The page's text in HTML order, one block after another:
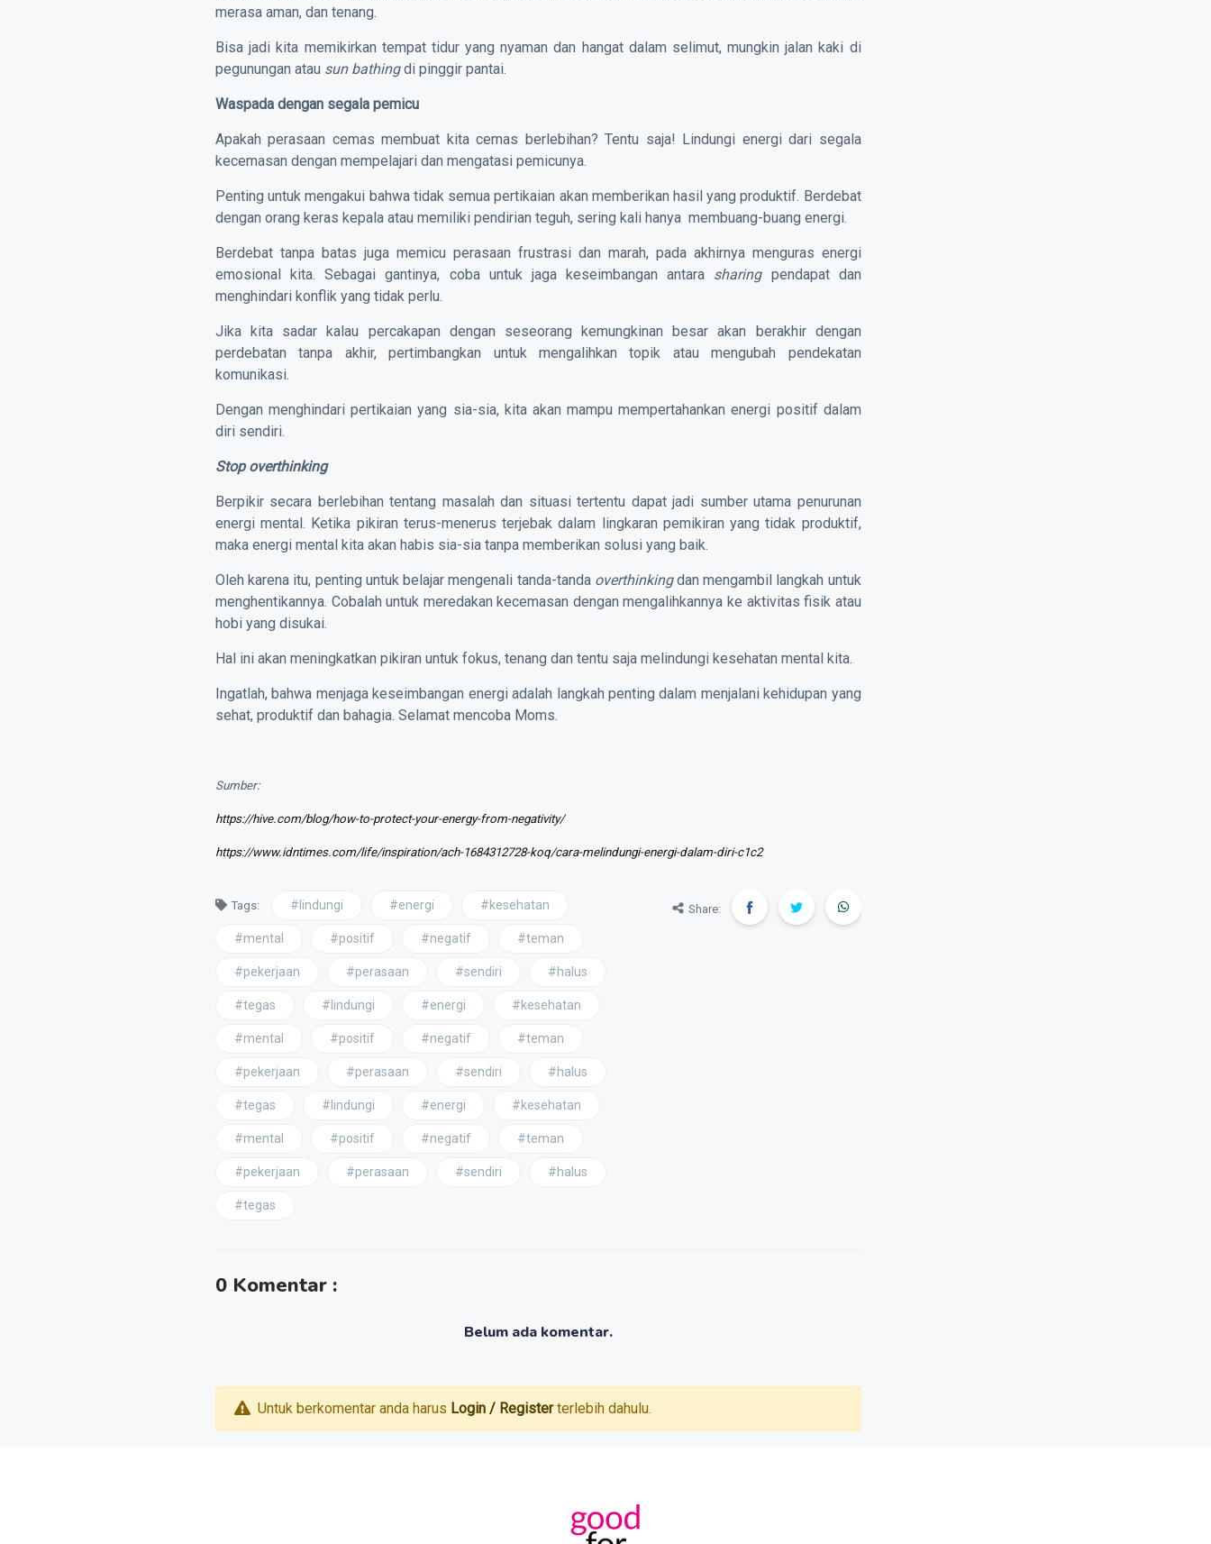
merasa aman, dan tenang.
Bisa jadi kita memikirkan tempat tidur yang nyaman dan hangat dalam selimut, mungkin jalan kaki di
pegunungan atau sun bathingdi pinggir pantai.
Waspada dengan segala pemicu
Apakah perasaan cemas membuat kita cemas berlebihan? Tentu saja! Lindungi energi dari segala
kecemasan dengan mempelajari dan mengatasi pemicunya.
Penting untuk mengakui bahwa tidak semua pertikaian akan memberikan hasil yang produktif. Berdebat
dengan orang keras kepala atau memiliki pendirian teguh, sering kali hanya membuang-buang energi.
Berdebat tanpa batas juga memicu perasaan frustrasi dan marah, pada akhirnya menguras energi
emosional kita. Sebagai gantinya, coba untuk jaga keseimbangan antara sharingpendapat dan
menghindari konflik yang tidak perlu.
Jika kita sadar kalau percakapan dengan seseorang kemungkinan besar akan berakhir dengan
perdebatan tanpa akhir, pertimbangkan untuk mengalihkan topik atau mengubah pendekatan
komunikasi.
Dengan menghindari pertikaian yang sia-sia, kita akan mampu mempertahankan energi positif dalam
diri sendiri.
Stop overthinking
Berpikir secara berlebihan tentang masalah dan situasi tertentu dapat jadi sumber utama penurunan
energi mental. Ketika pikiran terus-menerus terjebak dalam lingkaran pemikiran yang tidak produktif,
maka energi mental kita akan habis sia-sia tanpa memberikan solusi yang baik.
Oleh karena itu, penting untuk belajar mengenali tanda-tanda overthinkingdan mengambil langkah untuk
menghentikannya. Cobalah untuk meredakan kecemasan dengan mengalihkannya ke aktivitas fisik atau
hobi yang disukai.
Hal ini akan meningkatkan pikiran untuk fokus, tenang dan tentu saja melindungi kesehatan mental kita.
Ingatlah, bahwa menjaga keseimbangan energi adalah langkah penting dalam menjalani kehidupan yang
sehat, produktif dan bahagia. Selamat mencoba Moms.
Sumber:
https://hive.com/blog/how-to-protect-your-energy-from-negativity/
https://www.idntimes.com/life/inspiration/ach-1684312728-koq/cara-melindungi-energi-dalam-diri-c1c2
Tags: #lindungi #energi #kesehatan
#mental #positif #negatif #teman
#pekerjaan #perasaan #sendiri #halus
#tegas #lindungi #energi #kesehatan
#mental #positif #negatif #teman
#pekerjaan #perasaan #sendiri #halus
#tegas #lindungi #energi #kesehatan
#mental #positif #negatif #teman
#pekerjaan #perasaan #sendiri #halus
#tegas
Share:
0 Komentar :
Belum ada komentar.
Untuk berkomentar anda harus Login / Registerterlebih dahulu.